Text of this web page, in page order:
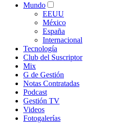
Mundo
EEUU
México
España
Internacional
Tecnología
Club del Suscriptor
Mix
G de Gestión
Notas Contratadas
Podcast
Gestión TV
Videos
Fotogalerías